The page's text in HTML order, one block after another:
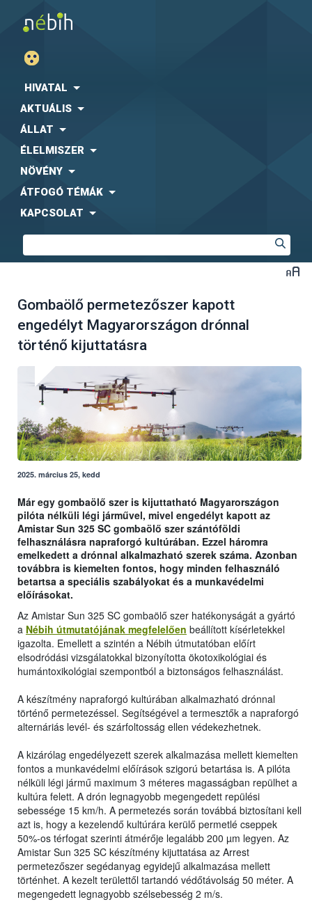
HIVATAL
AKTUÁLIS
ÁLLAT
ÉLELMISZER
NÖVÉNY
ÁTFOGÓ TÉMÁK
KAPCSOLAT
Gombaölő permetezőszer kapott
engedélyt Magyarországon drónnal
történő kijuttatásra
2025. március 25, kedd
Már egy gombaölő szer is kijuttatható Magyarországon
pilóta nélküli légi járművel, mivel engedélyt kapott az
Amistar Sun 325 SC gombaölő szer szántóföldi
felhasználásra napraforgó kultúrában. Ezzel háromra
emelkedett a drónnal alkalmazható szerek száma. Azonban
továbbra is kiemelten fontos, hogy minden felhasználó
betartsa a speciális szabályokat és a munkavédelmi
előírásokat.
Az Amistar Sun 325 SC gombaölő szer hatékonyságát a gyártó
a Nébih útmutatójának megfelelően beállított kísérletekkel
igazolta. Emellett a szintén a Nébih útmutatóban előírt
elsodródási vizsgálatokkal bizonyította ökotoxikológiai és
humántoxikológiai szempontból a biztonságos felhasználást.
A készítmény napraforgó kultúrában alkalmazható drónnal
történő permetezéssel. Segítségével a termesztők a napraforgó
alternáriás levél- és szárfoltosság ellen védekezhetnek.
A kizárólag engedélyezett szerek alkalmazása mellett kiemelten
fontos a munkavédelmi előírások szigorú betartása is. A pilóta
nélküli légi jármű maximum 3 méteres magasságban repülhet a
kultúra felett. A drón legnagyobb megengedett repülési
sebessége 15 km/h. A permetezés során továbbá biztosítani kell
azt is, hogy a kezelendő kultúrára kerülő permetlé cseppek
50%-os térfogat szerinti átmérője legalább 200 µm legyen. Az
Amistar Sun 325 SC készítmény kijuttatása az Arrest
permetezőszer segédanyag egyidejű alkalmazása mellett
történhet. A kezelt területtől tartandó védőtávolság 50 méter. A
megengedett legnagyobb szélsebesség 2 m/s.